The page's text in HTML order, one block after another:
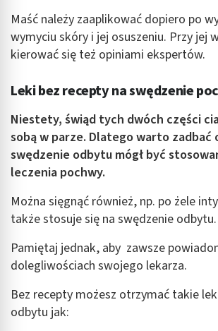
Maść należy zaaplikować dopiero po
wymyciu skóry i jej osuszeniu. Przy jej
kierować się też opiniami ekspertów.
Leki bez recepty na swędzenie
Niestety, świąd tych dwóch części
sobą w parze. Dlatego warto zadbać
swędzenie odbytu mógł być
leczenia pochwy.
Można sięgnąć również, np. po żele
także stosuje się na swędzenie odbytu.
Pamiętaj jednak, aby zawsze
dolegliwościach swojego lekarza.
Bez recepty możesz otrzymać takie
odbytu jak: